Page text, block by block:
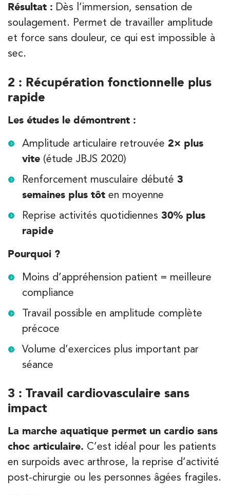
Résultat : Dès l’immersion, sensation de
soulagement. Permet de travailler amplitude
et force sans douleur, ce qui est impossible à
sec.
2 : Récupération fonctionnelle plus
rapide
Les études le démontrent :
Amplitude articulaire retrouvée 2× plus
vite(étude JBJS 2020)
Renforcement musculaire débuté 3
semaines plus tôten moyenne
Reprise activités quotidiennes 30% plus
rapide
Pourquoi ?
Moins d’appréhension patient = meilleure
compliance
Travail possible en amplitude complète
précoce
Volume d’exercices plus important par
séance
3 : Travail cardiovasculaire sans
impact
La marche aquatique permet un cardio sans
choc articulaire. C’est idéal pour les patients
en surpoids avec arthrose, la reprise d’activité
post-chirurgie ou les personnes âgées fragiles.